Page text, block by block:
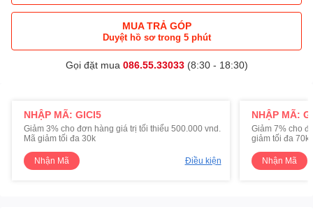
MUA TRẢ GÓP
Duyệt hồ sơ trong 5 phút
Gọi đặt mua 086.55.33033(8:30 - 18:30)
NHẬP MÃ: GICI5
Giảm 3% cho đơn hàng giá trị tối thiểu 500.000 vnd.
Mã giảm tối đa 30k
Nhận Mã Điều kiện
NHẬP MÃ:
Giảm 7% cho
giảm tối đa 70k
Nhận Mã